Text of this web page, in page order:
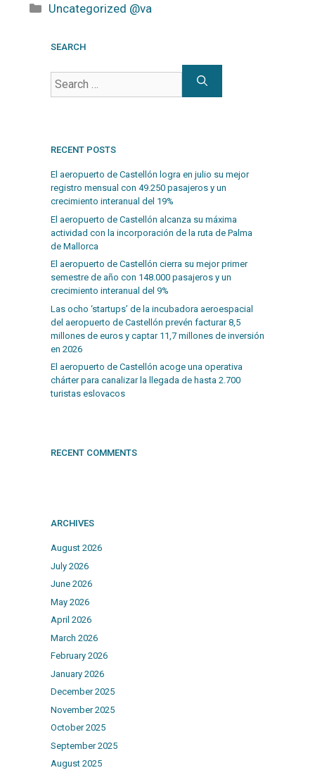
Uncategorized @va
SEARCH
RECENT POSTS
El aeropuerto de Castellón logra en julio su mejor
registro mensual con 49.250 pasajeros y un
crecimiento interanual del 19%
El aeropuerto de Castellón alcanza su máxima
actividad con la incorporación de la ruta de Palma
de Mallorca
El aeropuerto de Castellón cierra su mejor primer
semestre de año con 148.000 pasajeros y un
crecimiento interanual del 9%
Las ocho ‘startups’ de la incubadora aeroespacial
del aeropuerto de Castellón prevén facturar 8,5
millones de euros y captar 11,7 millones de inversión
en 2026
El aeropuerto de Castellón acoge una operativa
chárter para canalizar la llegada de hasta 2.700
turistas eslovacos
RECENT COMMENTS
ARCHIVES
August 2026
July 2026
June 2026
May 2026
April 2026
March 2026
February 2026
January 2026
December 2025
November 2025
October 2025
September 2025
August 2025